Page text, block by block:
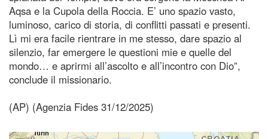
Aqsa e la Cupola della Roccia. E’ uno spazio vasto,
luminoso, carico di storia, di conflitti passati e presenti.
Lì mi era facile rientrare in me stesso, dare spazio al
silenzio, far emergere le questioni mie e quelle del
mondo… e aprirmi all’ascolto e all’incontro con Dio”,
conclude il missionario.
(AP) (Agenzia Fides 31/12/2025)